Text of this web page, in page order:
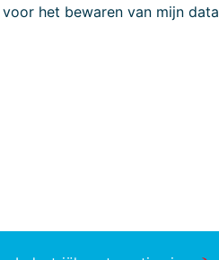
het bewaren van mijn data